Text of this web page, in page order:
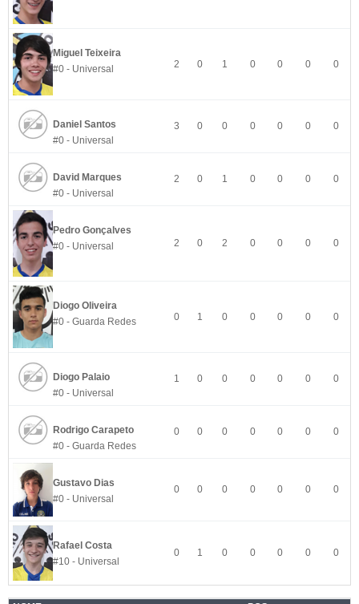
Miguel Teixeira
#0 - Universal
2 0 1 0 0 0 0
Daniel Santos
#0 - Universal
3 0 0 0 0 0 0
David Marques
#0 - Universal
2 0 1 0 0 0 0
Pedro Gonçalves
#0 - Universal
2 0 2 0 0 0 0
Diogo Oliveira
#0 - Guarda Redes
0 1 0 0 0 0 0
Diogo Palaio
#0 - Universal
1 0 0 0 0 0 0
Rodrigo Carapeto
#0 - Guarda Redes
0 0 0 0 0 0 0
Gustavo Dias
#0 - Universal
0 0 0 0 0 0 0
Rafael Costa
#10 - Universal
0 1 0 0 0 0 0